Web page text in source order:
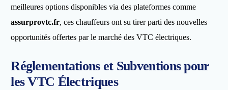
meilleures options disponibles via des plateformes comme
assurprovtc.fr, ces chauffeurs ont su tirer parti des nouvelles
opportunités offertes par le marché des VTC électriques.
Réglementations et Subventions pour
les VTC Électriques